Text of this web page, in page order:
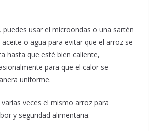
puedes usar el microondas o una sartén
o agua para evitar que el arroz se
hasta que esté bien caliente,
para que el calor se
uniforme.
veces el mismo arroz para
y seguridad alimentaria.